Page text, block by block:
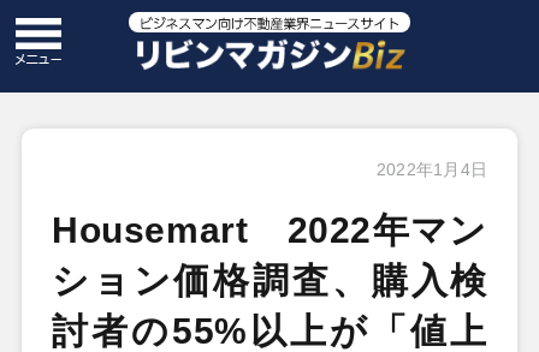
2022年1月4日
Housemart 2022年マン
ション価格調査、購入検
討者の55%以上が「値上